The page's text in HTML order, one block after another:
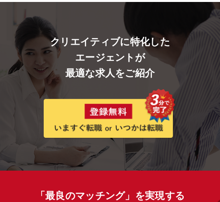
クリエイティブに特化した
エージェントが
最適な求人をご紹介
「最良のマッチング」を実現する